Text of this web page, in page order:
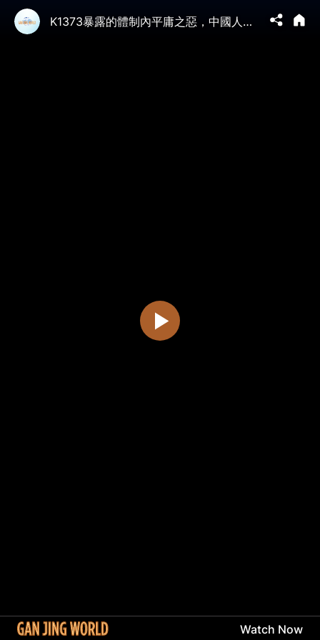
K1373暴露的體制內平庸之惡，中國人不如豬竟然是法律規定；三篇「命題作文」警告百姓官家的窗戶寧死不得打破。列車之困是當下中國之困真實寫照【江峰漫談20250707第1091期】#破窗事件
Watch Now